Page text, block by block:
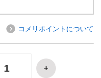
コメリポイントについて